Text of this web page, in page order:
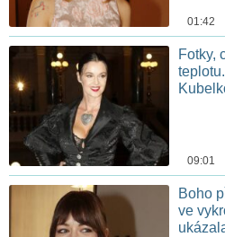
01:42
Fotky,
09:01
Boho
ve